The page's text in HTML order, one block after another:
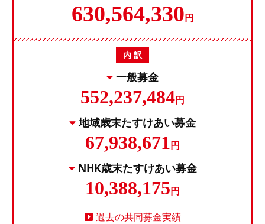
630,564,330 円
内 訳
一般募金
552,237,484円
地域歳末たすけあい募金
67,938,671 円
NHK歳末たすけあい募金
10,388,175 円
過去の共同募金実績